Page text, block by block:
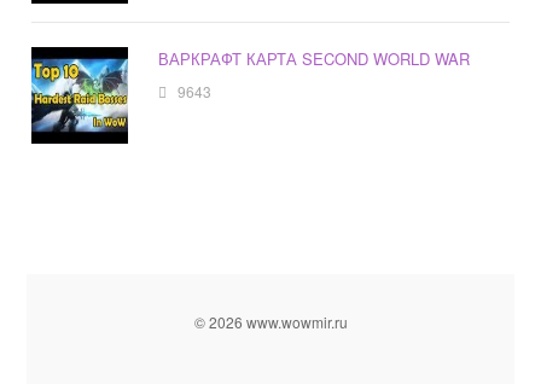
ВАРКРАФТ КАРТА SECOND WORLD WAR
9643
© 2026 www.wowmir.ru